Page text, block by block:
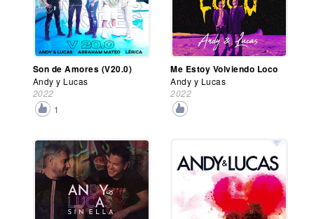
Son de Amores (V20.0)
Andy y Lucas
2022
1
Me Estoy Volviendo Loco
Andy y Lucas
2022